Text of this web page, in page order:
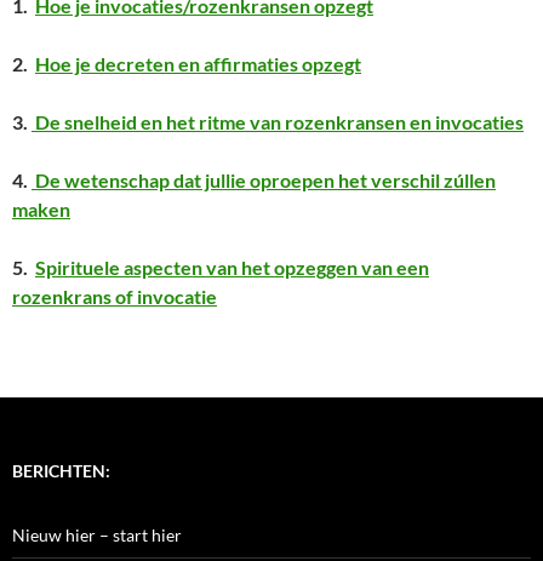
1. Hoe je invocaties/rozenkransen opzegt
2. Hoe je decreten en affirmaties opzegt
3. De snelheid en het ritme van rozenkransen en invocaties
4. De wetenschap dat jullie oproepen het verschil zúllen
maken
5. Spirituele aspecten van het opzeggen van een
rozenkrans of invocatie
BERICHTEN:
Nieuw hier – start hier